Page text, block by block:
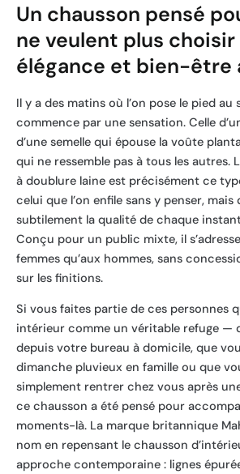
Un chausson pensé
ne veulent plus
élégance et bien-être
Il y a des matins où l’on pose le pied
commence par une sensation. Celle
d’une semelle qui épouse la voûte
qui ne ressemble pas à tous les autres.
à doublure laine est précisément ce
celui que l’on enfile sans y penser, mais
subtilement la qualité de chaque
Conçu pour un public mixte, il
femmes qu’aux hommes, sans
sur les finitions.
Si vous faites partie de ces personnes
intérieur comme un véritable refuge —
depuis votre bureau à domicile, que
dimanche pluvieux en famille ou que
simplement rentrer chez vous après
ce chausson a été pensé pour
moments-là. La marque britannique
nom en repensant le chausson
approche contemporaine : lignes